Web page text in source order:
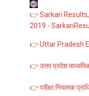
👉 Sarkari
2019 -
👉 Uttar Pradesh
👉 उत्तर प्रदेश
👉 परीक्षा नियामक